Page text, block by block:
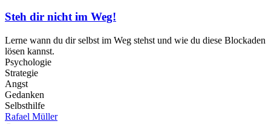
Steh dir nicht im Weg!
Lerne wann du dir selbst im Weg stehst und wie du diese Blockaden
lösen kannst.
Psychologie
Strategie
Angst
Gedanken
Selbsthilfe
Rafael Müller